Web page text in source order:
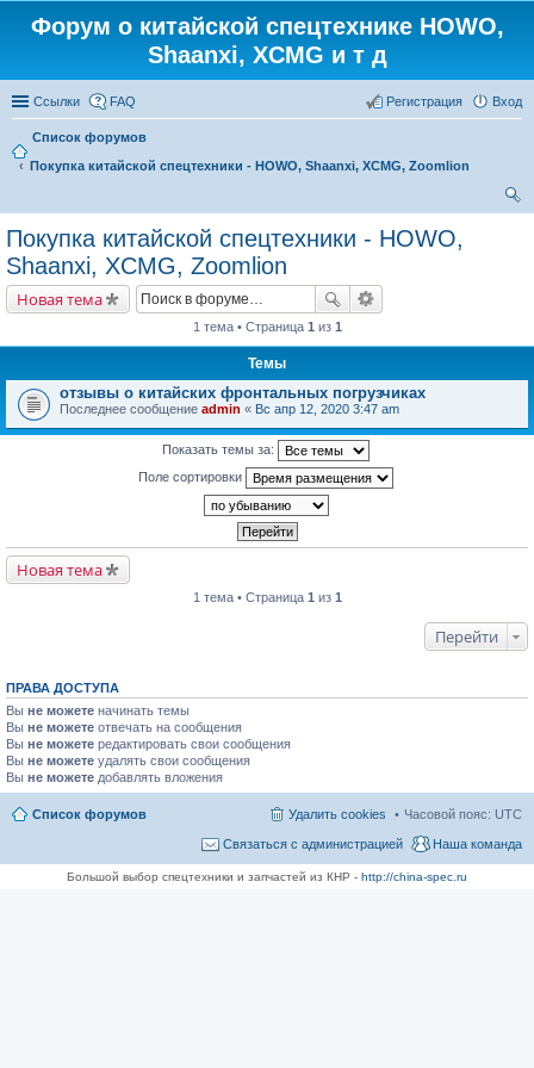
Форум о китайской спецтехнике HOWO,
Shaanxi, XCMG и т д
Ссылки FAQ Вход
Регистрация
Список форумов
Покупка китайской спецтехники - HOWO, Shaanxi, XCMG, Zoomlion
Покупка китайской спецтехники - HOWO,
Shaanxi, XCMG, Zoomlion
Новая тема
1 тема • Страница 1 из 1
Темы
отзывы о китайских фронтальных погрузчиках
Последнее сообщение admin « Вс апр 12, 2020 3:47 am
Показать темы за:
Поле сортировки
Новая тема
1 тема • Страница 1 из 1
Перейти
ПРАВА ДОСТУПА
Вы не можете начинать темы
Вы не можете отвечать на сообщения
Вы не можете редактировать свои сообщения
Вы не можете удалять свои сообщения
Вы не можете добавлять вложения
Список форумов Часовой пояс: UTC
Удалить cookies
Наша команда
Связаться с администрацией
Большой выбор спецтехники и запчастей из КНР - http://china-spec.ru